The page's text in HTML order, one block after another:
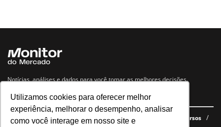
Utilizamos cookies para oferecer melhor
experiência, melhorar o desempenho, analisar
como você interage em nosso site e
Notícias, análises e dados para você tomar as melhores decisões.
Navegue no site
Últimas notícias Quem somos E-books gratuitos
Cursos